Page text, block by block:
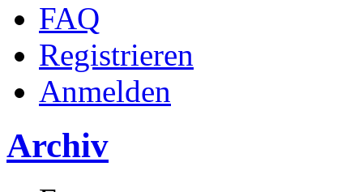
FAQ
Registrieren
Anmelden
Archiv